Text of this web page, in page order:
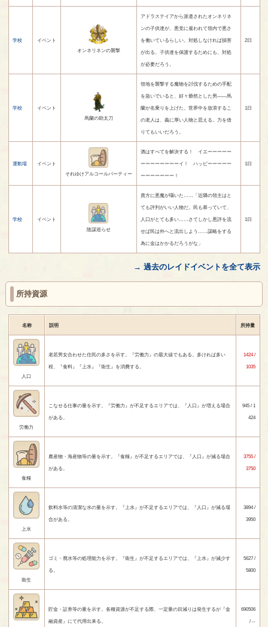
学校
イベント
オンネリネンの襲撃
アドラステイアから派遣されたオンネリネ
ンの子供達が、悪党に雇われて領内で悪さ
を働いているらしい。対処しなければ損害
が出る。子供達を保護するためにも、対処
が必要だろう。
2日
学校
イベント
馬蘭の助太刀
領地を襲撃する魔物を討伐するための手配
を急いでいると、好々爺然とした男――馬
蘭が名乗りを上げた。世界中を放浪するこ
の老人は、義に厚い人物と思える。力を借
りてもいいだろう。
1日
運動場
イベント
それゆけアルコールパーティー
酒はすべてを解決する！ イエーーーーー
ーーーーーーーーイ！ ハッピーーーーー
ーーーーーーー！
1日
学校
イベント
陰謀巡らせ
貴方に悪魔が囁いた……「近隣の領主はと
ても評判がいい人物だ。民も慕っていて、
人口がとても多い……さてしかし悪評を流
せば民は外へと流出しよう……謀略をする
為に金はかかるだろうがな」
1日
→ 過去のレイドイベントを全て表示
所持資源
名称 説明 所持量
人口
老若男女合わせた住民の多さを示す。『労働力』の最大値でもある。多ければ多い
程、『食料』『上水』『衛生』を消費する。
1424 /
1035
労働力
こなせる仕事の量を示す。『労働力』が不足するエリアでは、『人口』が増える場合
がある。
945 / 1
424
食糧
農産物・海産物等の量を示す。『食糧』が不足するエリアでは、『人口』が減る場合
がある。
3755 /
3750
上水
飲料水等の清潔な水の量を示す。『上水』が不足するエリアでは、『人口』が減る場
合がある。
3894 /
3950
衛生
ゴミ・廃水等の処理能力を示す。『衛生』が不足するエリアでは、『上水』が減少す
る。
5627 /
5800
貯金・証券等の量を示す。各種資源が不足する際、一定量の目減りは発生するが『金
融資産』にて代用出来る。
690506
/ --